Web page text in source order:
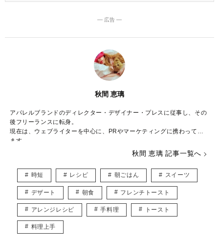
― 広告 ―
秋間 恵璃
アパレルブランドのディレクター・デザイナー・プレスに従事し、その
後フリーランスに転身。
現在は、ウェブライターを中心に、PRやマーケティングに携わってい
ます。
トレンドはもちろん、体型や髪型に合う着こなしなど、ファッションに
関する様々な記事を執筆していきたいと思います！
インスタグラム* @eriusa0325
https://instagram.com/eriusa0325/
メール* eriusa0325@gmail.com
(コンタクトはインスタグラムのDM、メールアドレスへお願いいたしま
※恐れ入りますが、商品に関してのご質問にはお答えしかねます。
秋間 恵璃 記事一覧へ
時短 レシピ 朝ごはん スイーツ
デザート 朝食 フレンチトースト
アレンジレシピ 手料理 トースト
料理上手